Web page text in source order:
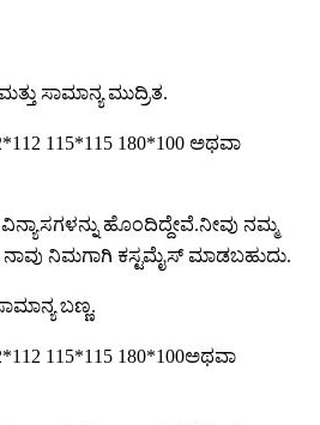
ಸಾಮಾನ್ಯ ಮುದ್ರಿತ.
115*115 180*100 ಅಥವಾ
ಹೊಂದಿದ್ದೇವೆ.ನೀವು ನಮ್ಮ
ನಾವು ನಿಮಗಾಗಿ ಕಸ್ಟಮೈಸ್ ಮಾಡಬಹುದು.
ಬಣ್ಣ.
115*115 180*100ಅಥವಾ